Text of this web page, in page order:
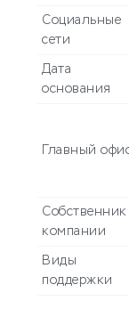
Социальные
сети
Дата
основания
Главный
Собственник
компании
Виды
поддержки